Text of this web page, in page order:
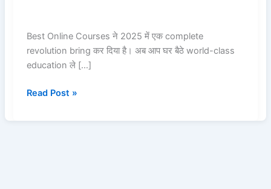
Best Online Courses ने 2025 में एक complete
revolution bring कर दिया है। अब आप घर बैठे world-class
education ले […]
Read Post »